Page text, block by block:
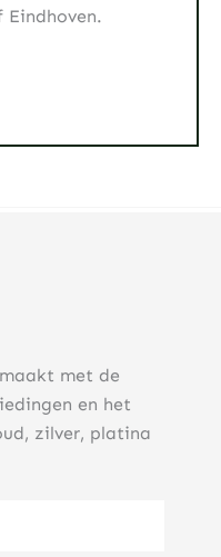
met de
en het
zilver, platina